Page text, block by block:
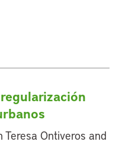
Ontiveros and